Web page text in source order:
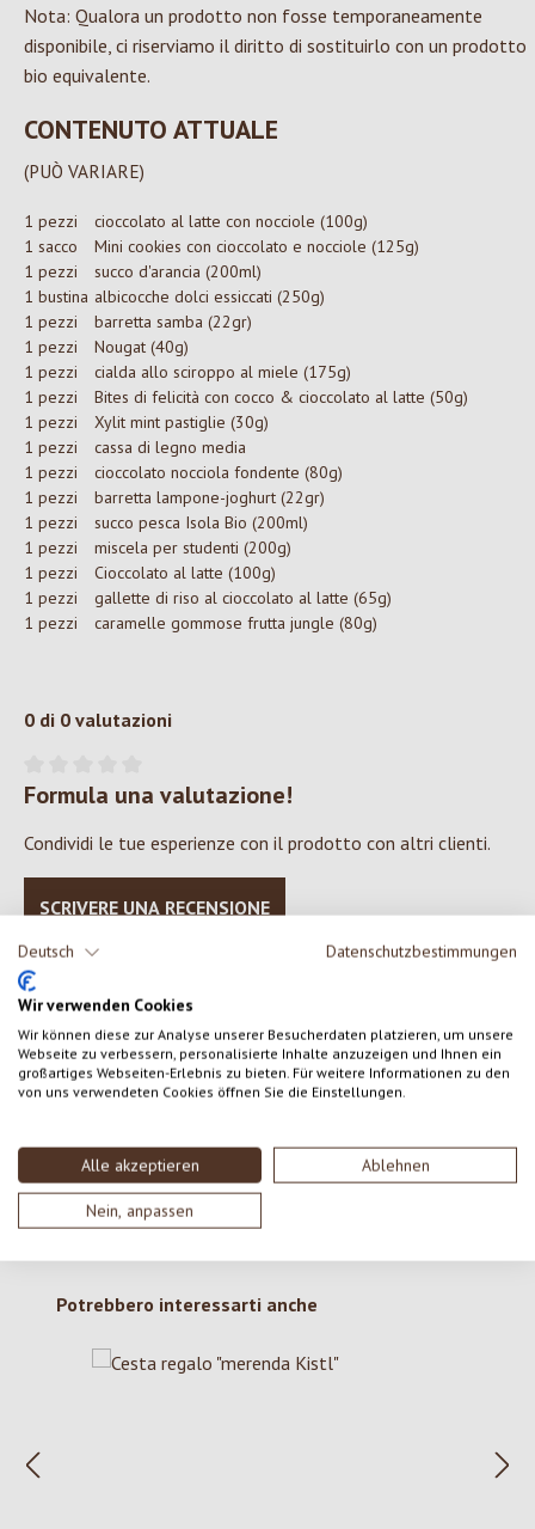
Deutsch Datenschutzbestimmungen
Wir verwenden Cookies
Wir können diese zur Analyse unserer Besucherdaten platzieren, um unsere
Webseite zu verbessern, personalisierte Inhalte anzuzeigen und Ihnen ein
großartiges Webseiten-Erlebnis zu bieten. Für weitere Informationen zu den
von uns verwendeten Cookies öffnen Sie die Einstellungen.
Alle akzeptieren Ablehnen
Nein, anpassen
Nota: Qualora un prodotto non fosse temporaneamente
disponibile, ci riserviamo il diritto di sostituirlo con un prodotto
bio equivalente.
CONTENUTO ATTUALE
(PUÒ VARIARE)
1 pezzi
cioccolato al latte con nocciole (100g)
1 sacco
Mini cookies con cioccolato e nocciole (125g)
1 pezzi
succo d'arancia (200ml)
1 bustina albicocche dolci essiccati (250g)
1 pezzi
barretta samba (22gr)
1 pezzi
Nougat (40g)
1 pezzi
cialda allo sciroppo al miele (175g)
1 pezzi
Bites di felicità con cocco & cioccolato al latte (50g)
1 pezzi
Xylit mint pastiglie (30g)
1 pezzi
cassa di legno media
1 pezzi
cioccolato nocciola fondente (80g)
1 pezzi
barretta lampone-joghurt (22gr)
1 pezzi
succo pesca Isola Bio (200ml)
1 pezzi
miscela per studenti (200g)
1 pezzi
Cioccolato al latte (100g)
1 pezzi
gallette di riso al cioccolato al latte (65g)
1 pezzi
caramelle gommose frutta jungle (80g)
0 di 0 valutazioni
Valutazione media di 0 su 5 stelle
Formula una valutazione!
Condividi le tue esperienze con il prodotto con altri clienti.
SCRIVERE UNA RECENSIONE
Nessuna recensione trovata Condividi le tue opinioni
con gli altri.
Salta la galleria dei prodotti
Potrebbero interessarti anche